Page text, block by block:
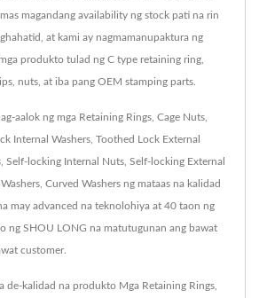
magandang availability ng stock pati na rin
at kami ay nagmamanupaktura ng
produkto tulad ng C type retaining ring,
nuts, at iba pang OEM stamping parts.
aalok ng mga Retaining Rings, Cage Nuts,
Internal Washers, Toothed Lock External
Self-locking Internal Nuts, Self-locking External
Curved Washers ng mataas na kalidad
may advanced na teknolohiya at 40 taon ng
ng SHOU LONG na matutugunan ang bawat
customer.
de-kalidad na produkto Mga Retaining Rings